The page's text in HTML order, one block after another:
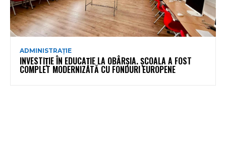
ADMINISTRAȚIE
INVESTIȚIE ÎN EDUCAȚIE LA OBÂRȘIA. ȘCOALA A FOST
COMPLET MODERNIZATĂ CU FONDURI EUROPENE